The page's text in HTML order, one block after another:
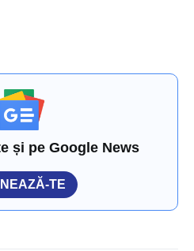
și pe Google News
TE